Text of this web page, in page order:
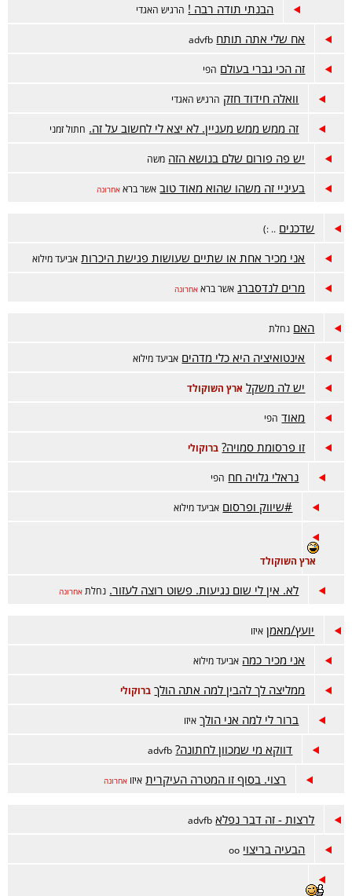
הבנתי תודה רבה ! הרגיש האגדי
אח שלי אתה תותח advfb
זה הכי גברי בעולם הפי
וואלה חידוד חזק הרגיש האגדי
זה ממש ממש מעניין. לא יצא לי לחשוב על זה. חתול זמני
יש פה פורום שלם בנושא הזה משה
בעיניי זה משהו שהוא מאוד טוב אשר ברא אחרונה
שדכנים .. :)
אני מכיר אחת או שתיים שעושות פגישת היכרות אביעד מילוא
מרים לנדסברג אשר ברא אחרונה
האם נחלת
אינטואיציה היא כלי מדהים אביעד מילוא
יש לה משקל ארץ השוקולד
מאוד הפי
זו פרסומת סמויה? ברוקולי
נראלי גלויה חח הפי
#שיווק ופרסום אביעד מילוא
ארץ השוקולד
לא. אין לי שום נגיעות. פשוט רוצה לעזור. נחלת אחרונה
יועץ/מאמן איזו
אני מכיר כמה אביעד מילוא
ממליצה לך להבין למה אתה הולך ברוקולי
ברור לי למה אני הולך איזו
דווקא מי שמכוון לחתונה? advfb
רצוי. בסוף זו המטרה העיקרית איזו אחרונה
לרצות - זה דבר נפלא advfb
הבעיה בריצוי oo